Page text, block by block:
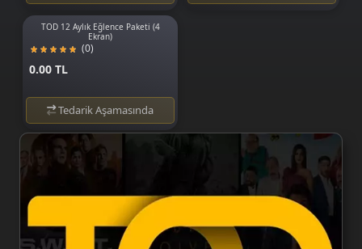
TOD 12 Aylık Eğlence Paketi (4
Ekran)
(0)
0.00 TL
Tedarik Aşamasında